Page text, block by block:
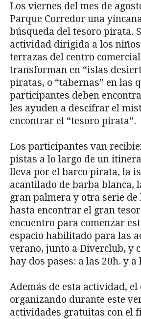
Los viernes del mes de
Parque Corredor una
búsqueda del tesoro pirata.
actividad dirigida a los
terrazas del centro comercial
transforman en “islas
piratas, o “tabernas” en las
participantes deben
les ayuden a descifrar el
encontrar el “tesoro pirata”.
Los participantes van
pistas a lo largo de un
lleva por el barco pirata, la
acantilado de barba blanca,
gran palmera y otra serie de
hasta encontrar el gran
encuentro para comenzar
espacio habilitado para las
verano, junto a Diverclub, y
hay dos pases: a las 20h. y a
Además de esta actividad, el
organizando durante este
actividades gratuitas con el